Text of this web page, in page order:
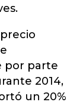
por parte
2014,
un 20%